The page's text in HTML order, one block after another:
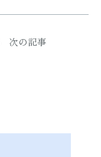
次の記事